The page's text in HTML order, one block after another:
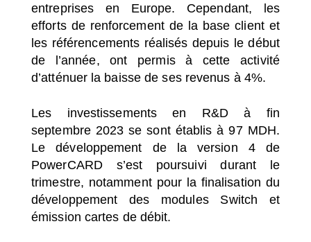
entreprises en Europe. Cependant, les
efforts de renforcement de la base client et
les référencements réalisés depuis le début
de l’année, ont permis à cette activité
d’atténuer la baisse de ses revenus à 4%.
Les investissements en R&D à fin
septembre 2023 se sont établis à 97 MDH.
Le développement de la version 4 de
PowerCARD s’est poursuivi durant le
trimestre, notamment pour la finalisation du
développement des modules Switch et
émission cartes de débit.